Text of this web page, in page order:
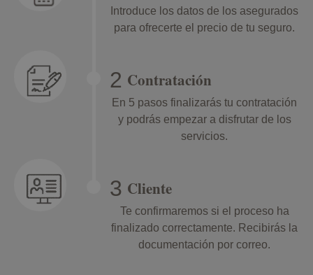
Introduce los datos de los asegurados
para ofrecerte el precio de tu seguro.
Contratación
En 5 pasos finalizarás tu contratación
y podrás empezar a disfrutar de los
servicios.
Cliente
Te confirmaremos si el proceso ha
finalizado correctamente. Recibirás la
documentación por correo.